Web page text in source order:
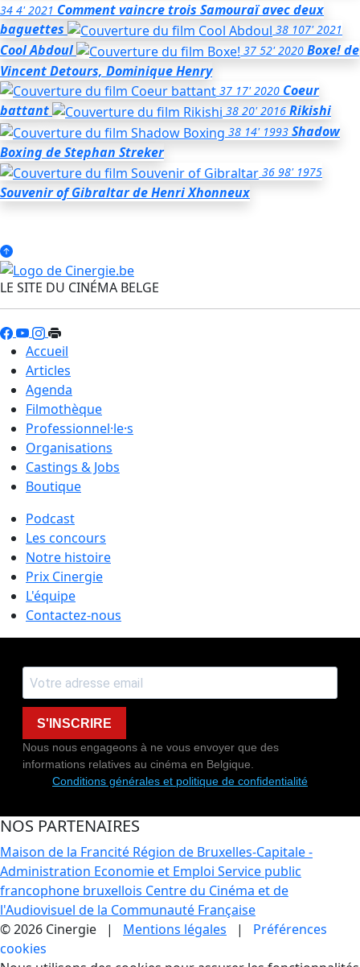
34 4' 2021 Comment vaincre trois Samouraï avec deux
baguettes
38 107' 2021
Cool Abdoul 37 52' 2020 Boxe!de
Vincent Detours, Dominique Henry
37 17' 2020 Coeur
battant
38 20' 2016 Rikishi
38 14' 1993 Shadow
Boxingde Stephan Streker
36 98' 1975
Souvenir of Gibraltarde Henri Xhonneux
LE SITE DU CINÉMA BELGE
Accueil
Articles
Agenda
Filmothèque
Professionnel·le·s
Organisations
Castings & Jobs
Boutique
Podcast
Les concours
Notre histoire
Prix Cinergie
L'équipe
Contactez-nous
S'INSCRIRE
Nous nous engageons à ne vous envoyer que des
informations relatives au cinéma en Belgique.
Conditions générales et politique de confidentialité
NOS PARTENAIRES
Maison de la Francité Région de Bruxelles-Capitale -
Administration Economie et Emploi Service public
francophone bruxellois Centre du Cinéma et de
l'Audiovisuel de la Communauté Française
© 2026 Cinergie | Mentions légales | Préférences
cookies